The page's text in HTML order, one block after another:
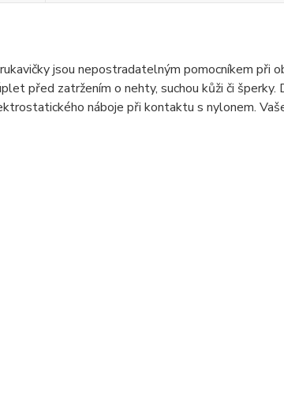
jsou nepostradatelným pomocníkem při
před zatržením o nehty, suchou kůži či šperky.
náboje při kontaktu s nylonem.